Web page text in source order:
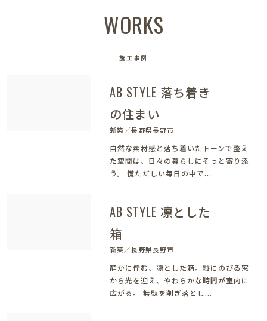
WORKS
施工事例
AB STYLE 落ち着き
の住まい
新築／長野県長野市
自然な素材感と落ち着いたトーンで整え
た空間は、日々の暮らしにそっと寄り添
う。 慌ただしい毎日の中で...
AB STYLE 凛とした
箱
新築／長野県長野市
静かに佇む、凛とした箱。縦にのびる窓
から光を迎え、やわらかな時間が室内に
広がる。 無駄を削ぎ落とし...